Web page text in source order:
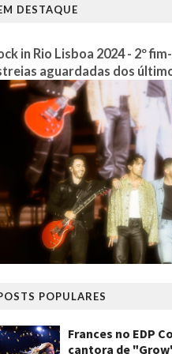
DESTAQUE
in Rio Lisboa 2024 - 2º
aguardadas dos
POPULARES
Frances no EDP
cantora de